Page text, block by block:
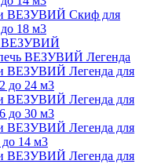
ВЕЗУВИЙ Скиф для
18 м3
ВЕЗУВИЙ
ВЕЗУВИЙ Легенда
ВЕЗУВИЙ Легенда для
до 24 м3
ВЕЗУВИЙ Легенда для
до 30 м3
ВЕЗУВИЙ Легенда для
14 м3
ВЕЗУВИЙ Легенда для